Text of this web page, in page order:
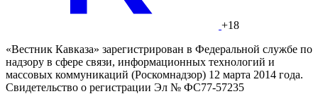
+18
«Вестник Кавказа» зарегистрирован в Федеральной службе по
надзору в сфере связи, информационных технологий и
массовых коммуникаций (Роскомнадзор) 12 марта 2014 года.
Свидетельство о регистрации Эл № ФС77-57235